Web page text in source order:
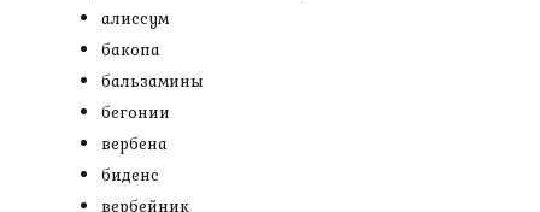
алиссум
бакопа
бальзамины
бегонии
вербена
биденс
вербейник